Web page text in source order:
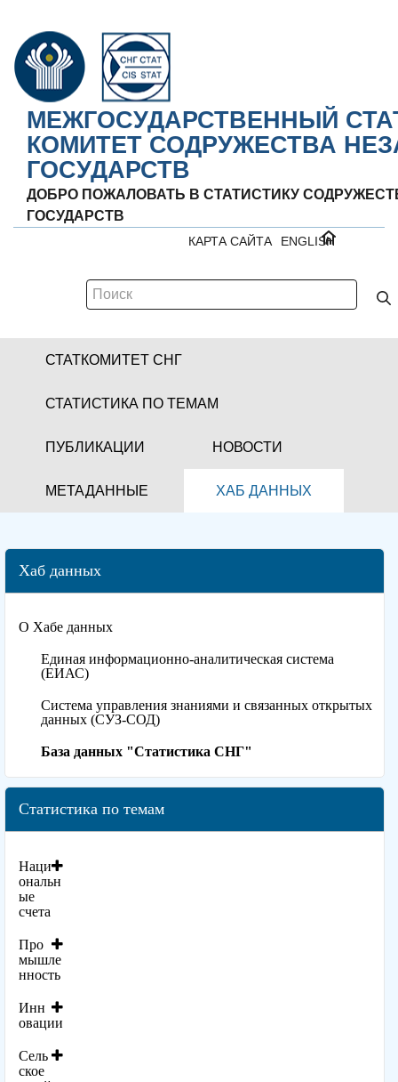
МЕЖГОСУДАРСТВЕННЫЙ
КОМИТЕТ СОДРУЖЕСТВА
ГОСУДАРСТВ
ДОБРО ПОЖАЛОВАТЬ В СТАТИСТИКУ
ГОСУДАРСТВ
ENGLISH
КАРТА САЙТА
СТАТКОМИТЕТ СНГ
СТАТИСТИКА ПО ТЕМАМ
ПУБЛИКАЦИИ НОВОСТИ
МЕТАДАННЫЕ ХАБ ДАННЫХ
Хаб данных
О Хабе данных
Единая информационно-аналитическая система
(ЕИАС)
Система управления знаниями и связанных открытых
данных (СУЗ-СОД)
База данных "Статистика СНГ"
Статистика по темам
Наци
ональн
ые
счета
Про
мышле
нность
Инн
овации
Сель
ское